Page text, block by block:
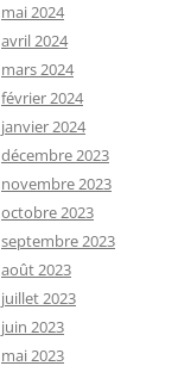
mai 2024
avril 2024
mars 2024
février 2024
janvier 2024
décembre 2023
novembre 2023
octobre 2023
septembre 2023
août 2023
juillet 2023
juin 2023
mai 2023